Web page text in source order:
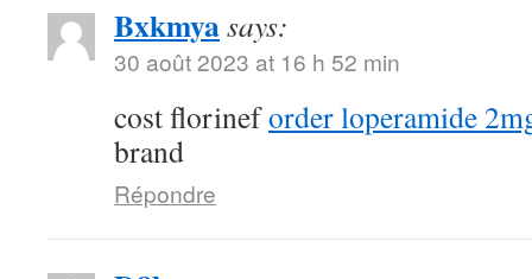
Bxkmyasays:
30 août 2023 at 16 h 52 min
cost florineforder loperamide
brand
Répondre